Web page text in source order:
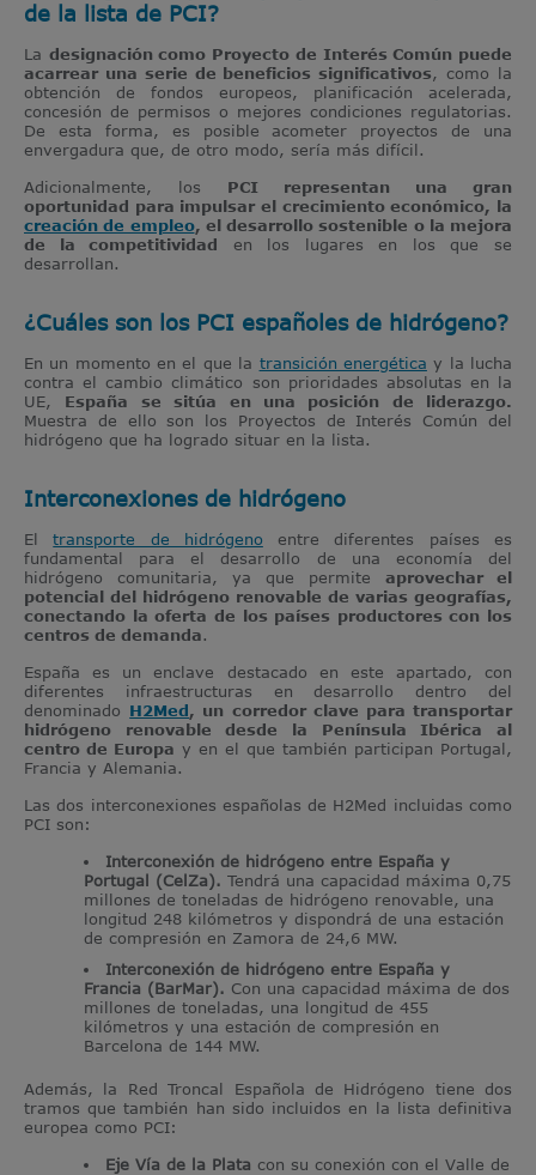
de la lista de PCI?
La designación como Proyecto de Interés Común puede
acarrear una serie de beneficios significativos, como la
obtención de fondos europeos, planificación acelerada,
concesión de permisos o mejores condiciones regulatorias.
De esta forma, es posible acometer proyectos de una
envergadura que, de otro modo, sería más difícil.
Adicionalmente, los PCI representan una gran
oportunidad para impulsar el crecimiento económico, la
creación de empleo, el desarrollo sostenible o la mejora
de la competitividad en los lugares en los que se
desarrollan.
¿Cuáles son los PCI españoles de hidrógeno?
En un momento en el que la transición energética y la lucha
contra el cambio climático son prioridades absolutas en la
UE, España se sitúa en una posición de liderazgo.
Muestra de ello son los Proyectos de Interés Común del
hidrógeno que ha logrado situar en la lista.
Interconexiones de hidrógeno
Eltransporte de hidrógeno entre diferentes países es
fundamental para el desarrollo de una economía del
hidrógeno comunitaria, ya que permite aprovechar el
potencial del hidrógeno renovable de varias geografías,
conectando la oferta de los países productores con los
centros de demanda.
España es un enclave destacado en este apartado, con
diferentes infraestructuras en desarrollo dentro del
denominado H2Med, un corredor clave para transportar
hidrógeno renovable desde la Península Ibérica al
centro de Europa y en el que también participan Portugal,
Francia y Alemania.
Las dos interconexiones españolas de H2Med incluidas como
PCI son:
Interconexión de hidrógeno entre España y
Portugal (CelZa). Tendrá una capacidad máxima 0,75
millones de toneladas de hidrógeno renovable, una
longitud 248 kilómetros y dispondrá de una estación
de compresión en Zamora de 24,6 MW.
Interconexión de hidrógeno entre España y
Francia (BarMar). Con una capacidad máxima de dos
millones de toneladas, una longitud de 455
kilómetros y una estación de compresión en
Barcelona de 144 MW.
Además, la Red Troncal Española de Hidrógeno tiene dos
tramos que también han sido incluidos en la lista definitiva
europea como PCI:
Eje Vía de la Plata con su conexión con el Valle de